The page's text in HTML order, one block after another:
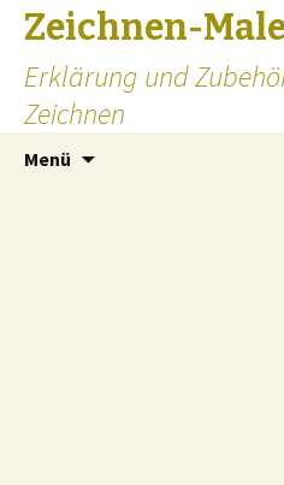
Zeichnen-
Erklärung und
Zeichnen
Menü